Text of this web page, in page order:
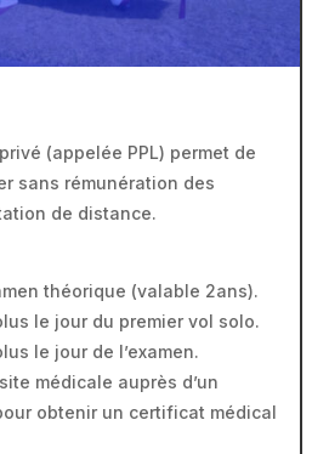
(appelée PPL) permet de
sans rémunération des
de distance.
théorique (valable 2ans).
le jour du premier vol solo.
le jour de l’examen.
médicale auprès d’un
obtenir un certificat médical